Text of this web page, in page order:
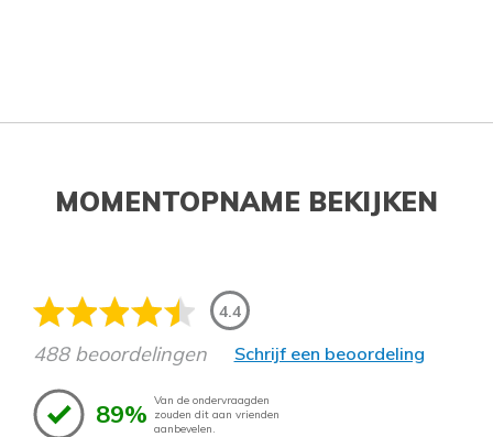
MOMENTOPNAME BEKIJKEN
4.4
488 beoordelingen Schrijf een beoordeling
89% Van de ondervraagden
zouden dit aan vrienden
aanbevelen.